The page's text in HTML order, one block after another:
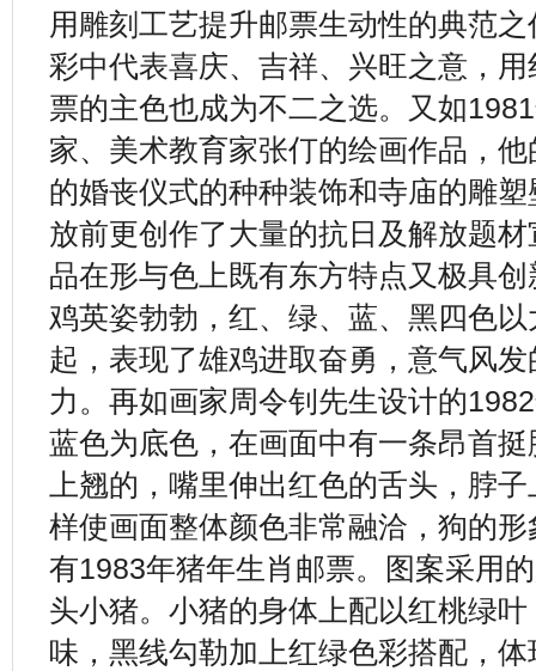
用雕刻工艺提升邮票生动性的典范
彩中代表喜庆、吉祥、兴旺之意，
票的主色也成为不二之选。又如
家、美术教育家张仃的绘画作品，
的婚丧仪式的种种装饰和寺庙的雕
放前更创作了大量的抗日及解放题
品在形与色上既有东方特点又极具
鸡英姿勃勃，红、绿、蓝、黑四色
起，表现了雄鸡进取奋勇，意气风
力。再如画家周令钊先生设计的
蓝色为底色，在画面中有一条昂首
上翘的，嘴里伸出红色的舌头，脖
样使画面整体颜色非常融洽，狗的
有1983年猪年生肖邮票。图案采用
头小猪。小猪的身体上配以红桃绿
味，黑线勾勒加上红绿色彩搭配，